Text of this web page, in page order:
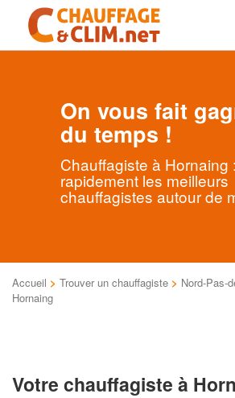
On vous fait
du temps !
Chauffagiste à Hornaing
rapidement les meilleurs
chauffagistes autour de
Accueil > Trouver un chauffagiste > Nord-Pas-
Hornaing
Votre chauffagiste à